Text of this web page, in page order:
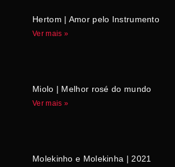
Hertom | Amor pelo Instrumento
Ver mais »
Miolo | Melhor rosé do mundo
Ver mais »
Molekinho e Molekinha | 2021